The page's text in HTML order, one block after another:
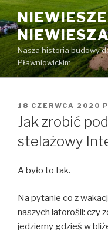
Przeskocz
do
treści
Nasza historia budowy
Pławniowickim
OPUBLIKOWANE
W
18 CZERWCA 2020
Jak zrobić
stelażowy
A było to tak.
Na pytanie co z
naszych latorośli: czy
jedziemy gdzieś w